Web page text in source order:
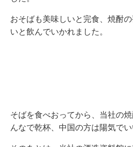
おそばも美味しいと完食、焼酎
いと飲んでいかれました。
そばを食べおってから、当社の
んなで乾杯、中国の方は陽気でい